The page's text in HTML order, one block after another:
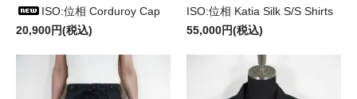
ISO:位相 Corduroy Cap
20,900円(税込)
ISO:位相 Katia Silk S/S Shirts
55,000円(税込)